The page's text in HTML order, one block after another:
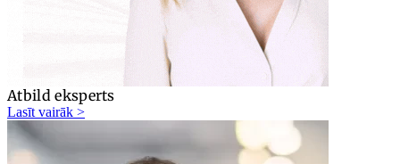
Atbild eksperts
Lasīt vairāk >